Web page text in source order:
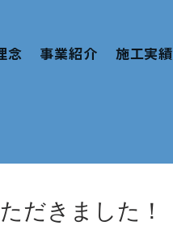
念 事業紹介 施工実績
だきました！